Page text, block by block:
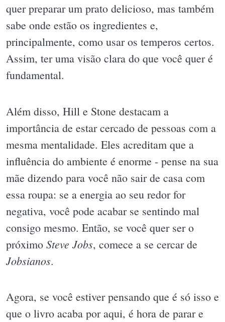
quer preparar um prato delicioso, mas também
sabe onde estão os ingredientes e,
principalmente, como usar os temperos certos.
Assim, ter uma visão clara do que você quer é
fundamental.
Além disso, Hill e Stone destacam a
importância de estar cercado de pessoas com a
mesma mentalidade. Eles acreditam que a
influência do ambiente é enorme - pense na sua
mãe dizendo para você não sair de casa com
essa roupa: se a energia ao seu redor for
negativa, você pode acabar se sentindo mal
consigo mesmo. Então, se você quer ser o
próximo Steve Jobs, comece a se cercar de
Jobsianos.
Agora, se você estiver pensando que é só isso e
que o livro acaba por aqui, é hora de parar e